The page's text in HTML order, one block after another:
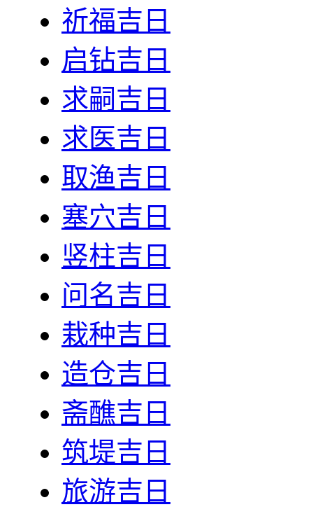
祈福吉日
启钻吉日
求嗣吉日
求医吉日
取渔吉日
塞穴吉日
竖柱吉日
问名吉日
栽种吉日
造仓吉日
斋醮吉日
筑堤吉日
旅游吉日